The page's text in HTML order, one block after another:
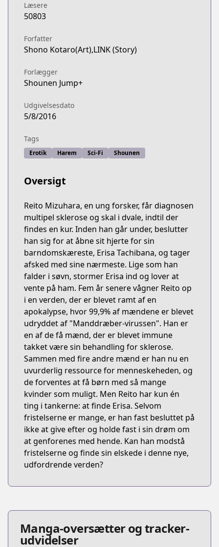
Læsere
50803
Forfatter
Shono Kotaro(Art),LINK (Story)
Forlægger
Shounen Jump+
Udgivelsesdato
5/8/2016
Tags
Erotik Harem Sci-Fi Shounen
Oversigt
Reito Mizuhara, en ung forsker, får diagnosen
multipel sklerose og skal i dvale, indtil der
findes en kur. Inden han går under, beslutter
han sig for at åbne sit hjerte for sin
barndomskæreste, Erisa Tachibana, og tager
afsked med sine nærmeste. Lige som han
falder i søvn, stormer Erisa ind og lover at
vente på ham. Fem år senere vågner Reito op
i en verden, der er blevet ramt af en
apokalypse, hvor 99,9% af mændene er blevet
udryddet af "Manddræber-virussen". Han er
en af de få mænd, der er blevet immune
takket være sin behandling for sklerose.
Sammen med fire andre mænd er han nu en
uvurderlig ressource for menneskeheden, og
de forventes at få børn med så mange
kvinder som muligt. Men Reito har kun én
ting i tankerne: at finde Erisa. Selvom
fristelserne er mange, er han fast besluttet på
ikke at give efter og holde fast i sin drøm om
at genforenes med hende. Kan han modstå
fristelserne og finde sin elskede i denne nye,
udfordrende verden?
Manga-oversætter og tracker-
udvidelser